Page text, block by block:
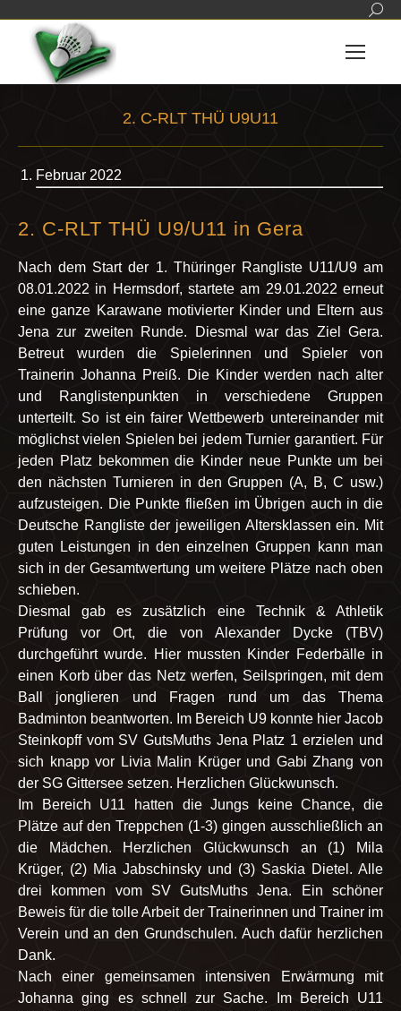
2. C-RLT THÜ U9U11
Februar 2022
2. C-RLT THÜ U9/U11 in Gera
Nach dem Start der 1. Thüringer Rangliste U11/U9 am
08.01.2022 in Hermsdorf, startete am 29.01.2022 erneut
eine ganze Karawane motivierter Kinder und Eltern aus
Jena zur zweiten Runde. Diesmal war das Ziel Gera.
Betreut wurden die Spielerinnen und Spieler von
Trainerin Johanna Preiß. Die Kinder werden nach alter
und Ranglistenpunkten in verschiedene Gruppen
unterteilt. So ist ein fairer Wettbewerb untereinander mit
möglichst vielen Spielen bei jedem Turnier garantiert. Für
jeden Platz bekommen die Kinder neue Punkte um bei
den nächsten Turnieren in den Gruppen (A, B, C usw.)
aufzusteigen. Die Punkte fließen im Übrigen auch in die
Deutsche Rangliste der jeweiligen Altersklassen ein. Mit
guten Leistungen in den einzelnen Gruppen kann man
sich in der Gesamtwertung um weitere Plätze nach oben
schieben.
Diesmal gab es zusätzlich eine Technik & Athletik
Prüfung vor Ort, die von Alexander Dycke (TBV)
durchgeführt wurde. Hier mussten Kinder Federbälle in
einen Korb über das Netz werfen, Seilspringen, mit dem
Ball jonglieren und Fragen rund um das Thema
Badminton beantworten. Im Bereich U9 konnte hier Jacob
Steinkopff vom SV GutsMuths Jena Platz 1 erzielen und
sich knapp vor Livia Malin Krüger und Gabi Zhang von
der SG Gittersee setzen. Herzlichen Glückwunsch.
Im Bereich U11 hatten die Jungs keine Chance, die
Plätze auf den Treppchen (1-3) gingen ausschließlich an
die Mädchen. Herzlichen Glückwunsch an (1) Mila
Krüger, (2) Mia Jabschinsky und (3) Saskia Dietel. Alle
drei kommen vom SV GutsMuths Jena. Ein schöner
Beweis für die tolle Arbeit der Trainerinnen und Trainer im
Verein und an den Grundschulen. Auch dafür herzlichen
Dank.
Nach einer gemeinsamen intensiven Erwärmung mit
Johanna ging es schnell zur Sache. Im Bereich U11